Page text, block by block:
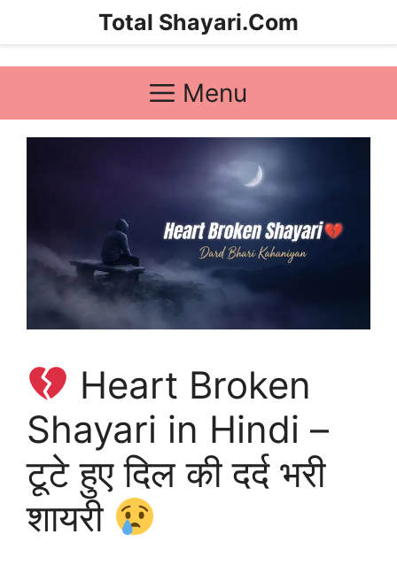
Total Shayari.Com
Menu
Heart Broken
Shayari in Hindi –
टूटे हुए दिल की दर्द भरी
शायरी